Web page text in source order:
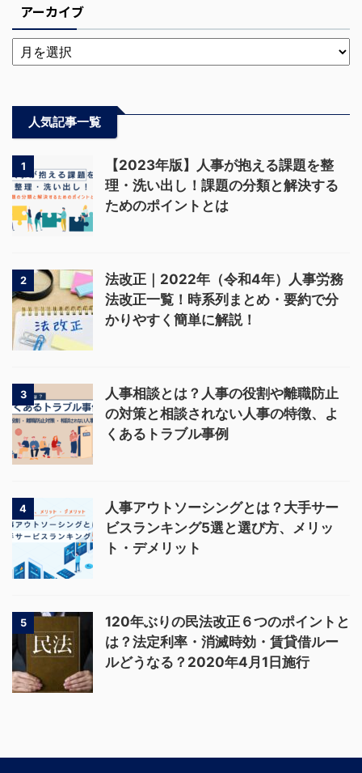
アーカイブ
人気記事一覧
1
【2023年版】人事が抱える課題を整
理・洗い出し！課題の分類と解決する
ためのポイントとは
2
法改正｜2022年（令和4年）人事労務
法改正一覧！時系列まとめ・要約で分
かりやすく簡単に解説！
3
人事相談とは？人事の役割や離職防止
の対策と相談されない人事の特徴、よ
くあるトラブル事例
4
人事アウトソーシングとは？大手サー
ビスランキング5選と選び方、メリッ
ト・デメリット
5
120年ぶりの民法改正６つのポイントと
は？法定利率・消滅時効・賃貸借ルー
ルどうなる？2020年4月1日施行